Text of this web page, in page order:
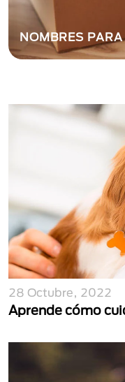
NOMBRES
28 Octubre, 2022
Aprende cómo